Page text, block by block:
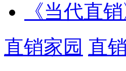
《当代直
直销家园 直